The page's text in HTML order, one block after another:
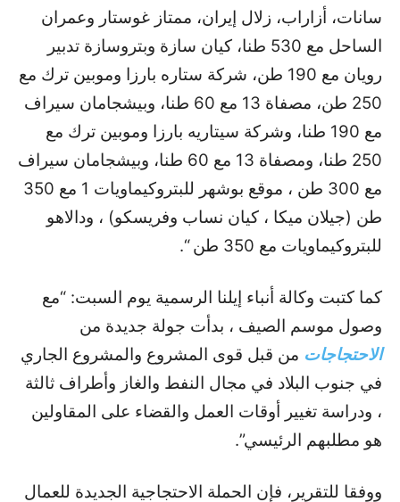
سانات، أزاراب، زلال إيران، ممتاز غوستار وعمران
الساحل مع 530 طنا، كيان سازة وبتروسازة تدبير
رويان مع 190 طن، شركة ستاره بارزا وموبين ترك مع
250 طن، مصفاة 13 مع 60 طنا، وبيشجامان سيراف
مع 190 طنا، وشركة سيتاريه بارزا وموبين ترك مع
250 طنا، ومصفاة 13 مع 60 طنا، وبيشجامان سيراف
مع 300 طن ، موقع بوشهر للبتروكيماويات 1 مع 350
طن (جيلان ميكا ، كيان نساب وفريسكو) ، ودالاهو
للبتروكيماويات مع 350 طن “.
كما كتبت وكالة أنباء إيلنا الرسمية يوم السبت: “مع
وصول موسم الصيف ، بدأت جولة جديدة من
الاحتجاجات من قبل قوى المشروع والمشروع الجاري
في جنوب البلاد في مجال النفط والغاز وأطراف ثالثة
، ودراسة تغيير أوقات العمل والقضاء على المقاولين
هو مطلبهم الرئيسي”.
ووفقا للتقرير، فإن الحملة الاحتجاجية الجديدة للعمال